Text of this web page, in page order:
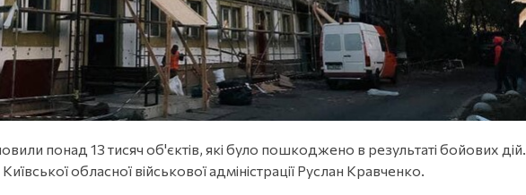
понад 13 тисяч об'єктів, які було пошкоджено в результаті бойових дій.
обласної військової адміністрації Руслан Кравченко.